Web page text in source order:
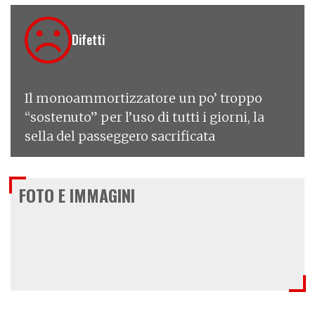
Difetti
Il monoammortizzatore un po’ troppo
“sostenuto” per l’uso di tutti i giorni, la
sella del passeggero sacrificata
FOTO E IMMAGINI